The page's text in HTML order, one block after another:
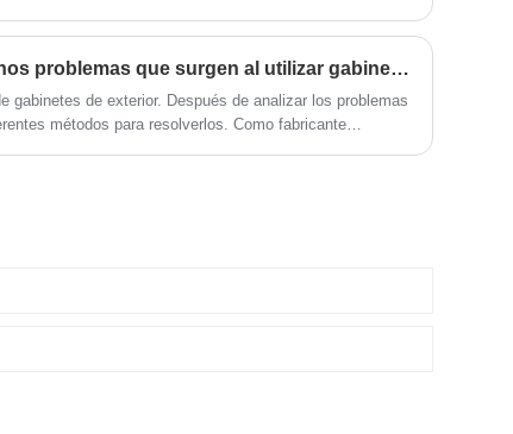
¿Cómo resuelve SKYT algunos problemas que surgen al utilizar gabinetes para exteriores?
gabinetes de exterior. Después de analizar los problemas
métodos para resolverlos. Como fabricante